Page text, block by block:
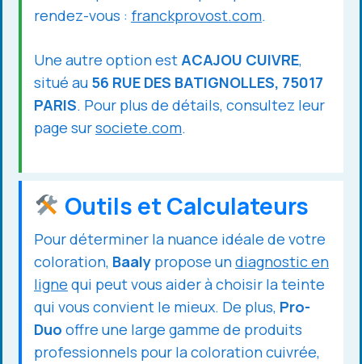
rendez-vous : franckprovost.com.
Une autre option estACAJOU CUIVRE,
situé au 56 RUE DES BATIGNOLLES, 75017
PARIS. Pour plus de détails, consultez leur
page sursociete.com.
Outils et Calculateurs
Pour déterminer la nuance idéale de votre
coloration, Baaly propose undiagnostic en
ligne qui peut vous aider à choisir la teinte
qui vous convient le mieux. De plus, Pro-
Duo offre une large gamme de produits
professionnels pour la coloration cuivrée,